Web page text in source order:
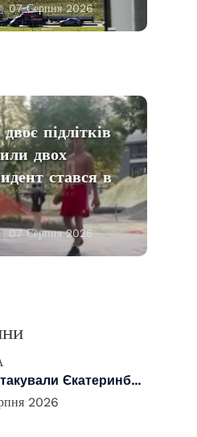
07 Серпня 2026
підлітків
двох
стався в
07 Серпня 2026
Єкатеринб...
2026